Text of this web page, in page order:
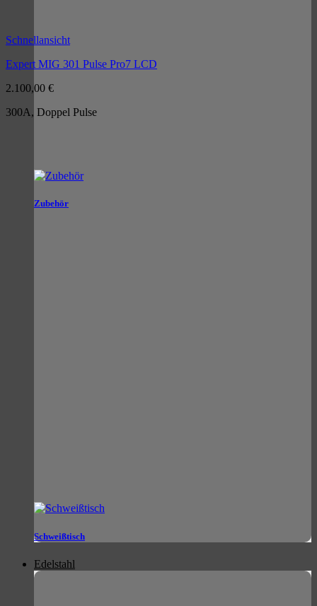
Zubehör
Schweißtisch
Edelstahl
Schnellansicht
Expert MIG 301 Pulse Pro7 LCD
2.100,00 €
300A, Doppel Pulse